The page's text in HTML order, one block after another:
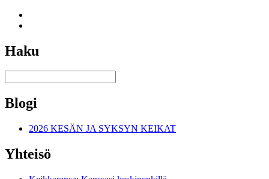
Haku
Blogi
2026 KESÄN JA SYKSYN KEIKAT
Yhteisö